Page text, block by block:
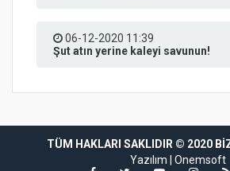
06-12-2020 11:39
Şut atın yerine kaleyi savunun!
TÜM HAKLARI SAKLIDIR © 2020
Yazılım | Onemsoft